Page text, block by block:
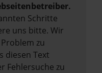
Schritte
uns bitte. Wir
zu
diesen Text
Fehlersuche zu